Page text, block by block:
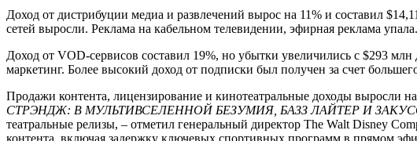
Доход от дистрибуции медиа и развлечений вырос на 11% и составил
сетей выросли. Реклама на кабельном телевидении, эфирная реклама
Доход от VOD-сервисов составил 19%, но убытки увеличились с $293
маркетинг. Более высокий доход от подписки был получен за счет
Продажи контента, лицензирование и кинотеатральные доходы выросли
СТРЭНДЖ: В МУЛЬТИВСЕЛЕННОЙ БЕЗУМИЯ, БАЗЗ ЛАЙТЕР И
театральные релизы, – отметил генеральный директор The Walt Disney